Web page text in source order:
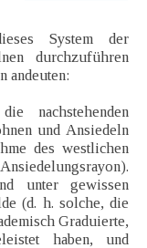
System der
durchzuführen
andeuten:
nachstehenden
und Ansiedeln
des westlichen
unter gewissen
(d. h. solche, die
Graduierte,
haben, und